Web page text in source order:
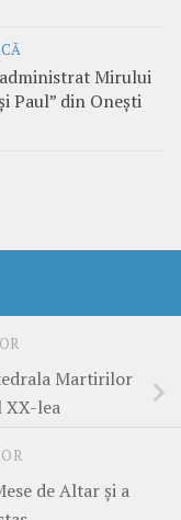
Mirului
Paul” din Onești
Martirilor
XX-lea
de Altar și a